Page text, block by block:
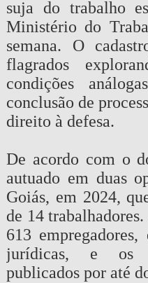
suja do trabalho
Ministério do
semana. O
flagrados
condições
conclusão de
direito à defesa.
De acordo com o
autuado em duas
Goiás, em 2024,
de 14
613
jurídicas, e os
publicados por até